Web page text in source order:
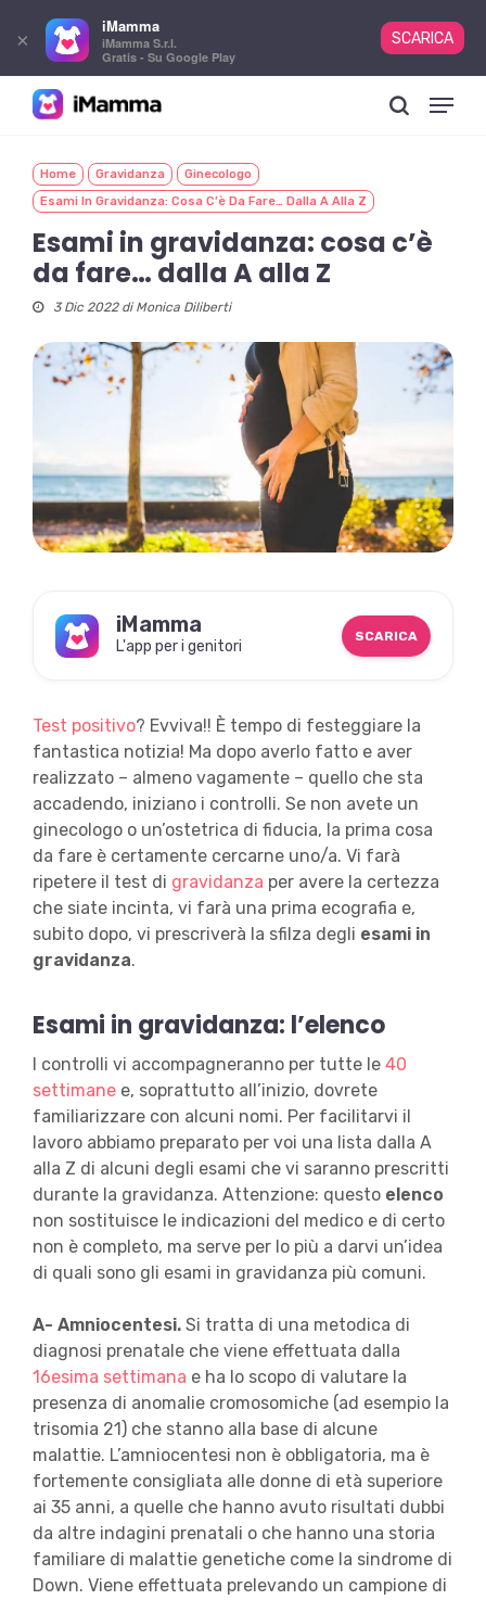
content
Menu
Home Gravidanza
Ginecologo
Esami In Gravidanza: Cosa C’è Da Fare… Dalla A Alla Z
Esami in gravidanza: cosa c’è
da fare… dalla A alla Z
3 Dic 2022 di Monica Diliberti
iMamma
L'app per i genitori
SCARICA
Test positivo? Evviva!! È tempo di festeggiare la
fantastica notizia! Ma dopo averlo fatto e aver
realizzato – almeno vagamente – quello che sta
accadendo, iniziano i controlli. Se non avete un
ginecologo o un’ostetrica di fiducia, la prima cosa
da fare è certamente cercarne uno/a. Vi farà
ripetere il test di gravidanza per avere la certezza
che siate incinta, vi farà una prima ecografia e,
subito dopo, vi prescriverà la sfilza degli esami in
gravidanza.
Esami in gravidanza: l’elenco
I controlli vi accompagneranno per tutte le 40
settimanee, soprattutto all’inizio, dovrete
familiarizzare con alcuni nomi. Per facilitarvi il
lavoro abbiamo preparato per voi una lista dalla A
alla Z di alcuni degli esami che vi saranno prescritti
durante la gravidanza. Attenzione: questo elenco
non sostituisce le indicazioni del medico e di certo
non è completo, ma serve per lo più a darvi un’idea
di quali sono gli esami in gravidanza più comuni.
A- Amniocentesi.Si tratta di una metodica di
diagnosi prenatale che viene effettuata dalla
16esima settimana e ha lo scopo di valutare la
presenza di anomalie cromosomiche (ad esempio la
trisomia 21) che stanno alla base di alcune
malattie. L’amniocentesi non è obbligatoria, ma è
fortemente consigliata alle donne di età superiore
ai 35 anni, a quelle che hanno avuto risultati dubbi
da altre indagini prenatali o che hanno una storia
familiare di malattie genetiche come la sindrome di
Down. Viene effettuata prelevando un campione di
×
iMamma
iMamma S.r.l.
Gratis - Su Google Play
SCARICA